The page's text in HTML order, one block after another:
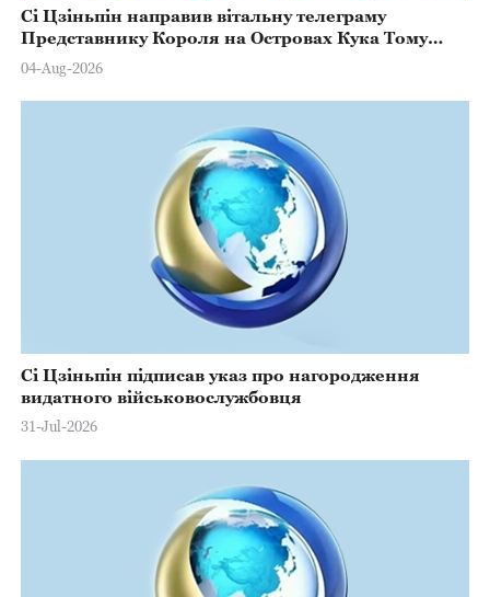
Сі Цзіньпін направив вітальну телеграму
Представнику Короля на Островах Кука Тому
Марстерсу з нагоди Дня Конституції
04-Aug-2026
Сі Цзіньпін підписав указ про нагородження
видатного військовослужбовця
31-Jul-2026